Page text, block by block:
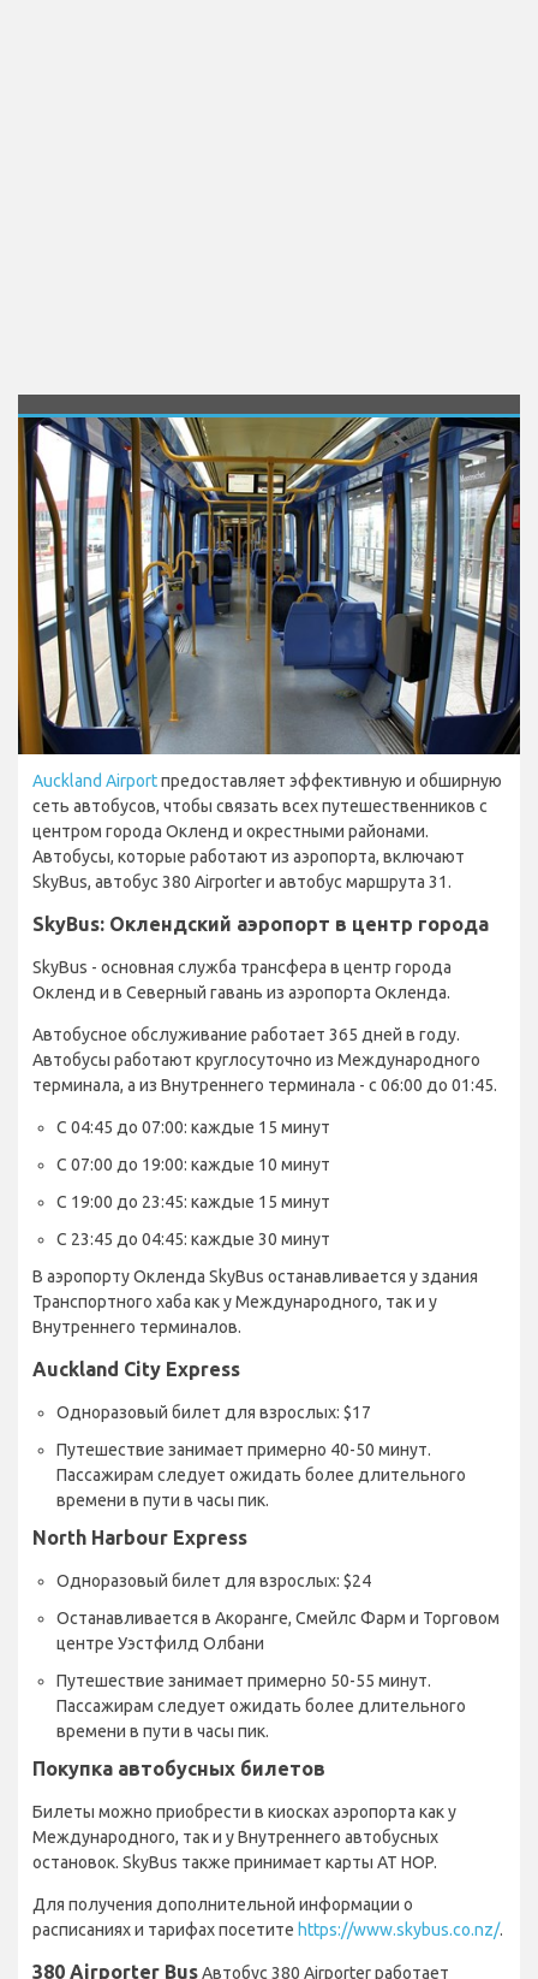
Auckland Airportпредоставляет эффективную и обширную
сеть автобусов, чтобы связать всех путешественников с
центром города Окленд и окрестными районами.
Автобусы, которые работают из аэропорта, включают
SkyBus, автобус 380 Airporter и автобус маршрута 31.
SkyBus: Оклендский аэропорт в центр города
SkyBus - основная служба трансфера в центр города
Окленд и в Северный гавань из аэропорта Окленда.
Автобусное обслуживание работает 365 дней в году.
Автобусы работают круглосуточно из Международного
терминала, а из Внутреннего терминала - с 06:00 до 01:45.
С 04:45 до 07:00: каждые 15 минут
С 07:00 до 19:00: каждые 10 минут
С 19:00 до 23:45: каждые 15 минут
С 23:45 до 04:45: каждые 30 минут
В аэропорту Окленда SkyBus останавливается у здания
Транспортного хаба как у Международного, так и у
Внутреннего терминалов.
Auckland City Express
Одноразовый билет для взрослых: $17
Путешествие занимает примерно 40-50 минут.
Пассажирам следует ожидать более длительного
времени в пути в часы пик.
North Harbour Express
Одноразовый билет для взрослых: $24
Останавливается в Акоранге, Смейлс Фарм и Торговом
центре Уэстфилд Олбани
Путешествие занимает примерно 50-55 минут.
Пассажирам следует ожидать более длительного
времени в пути в часы пик.
Покупка автобусных билетов
Билеты можно приобрести в киосках аэропорта как у
Международного, так и у Внутреннего автобусных
остановок. SkyBus также принимает карты AT HOP.
Для получения дополнительной информации о
расписаниях и тарифах посетите https://www.skybus.co.nz/.
380 Airporter BusАвтобус 380 Airporter работает